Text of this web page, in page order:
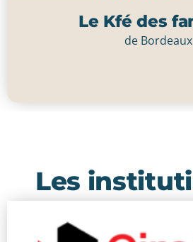
Le Kfé des
de Bordeaux
Les